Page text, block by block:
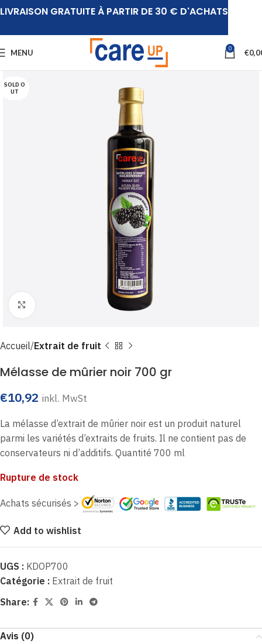
MENU 0 €
SOLD O
UT
Accueil Extrait de fruit
Mélasse de mûrier noir 700 gr
€10,92 inkl. MwSt
La mélasse d’extrait de mûrier noir est un produit naturel
parmi les variétés d’extraits de fruits. Il ne contient pas de
conservateurs ni d’additifs. Quantité 700 ml
Rupture de stock
Achats sécurisés >
Add to wishlist
UGS : KDOP700
Catégorie : Extrait de fruit
Share:
Avis (0)
LIVRAISON GRATUITE À PARTIR DE 30 € D'ACHATS